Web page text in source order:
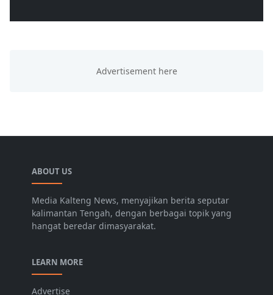
ABOUT US
Media Kalteng News, menyajikan berita seputar
kalimantan Tengah, dengan berbagai topik yang
hangat beredar dimasyarakat.
LEARN MORE
Advertise